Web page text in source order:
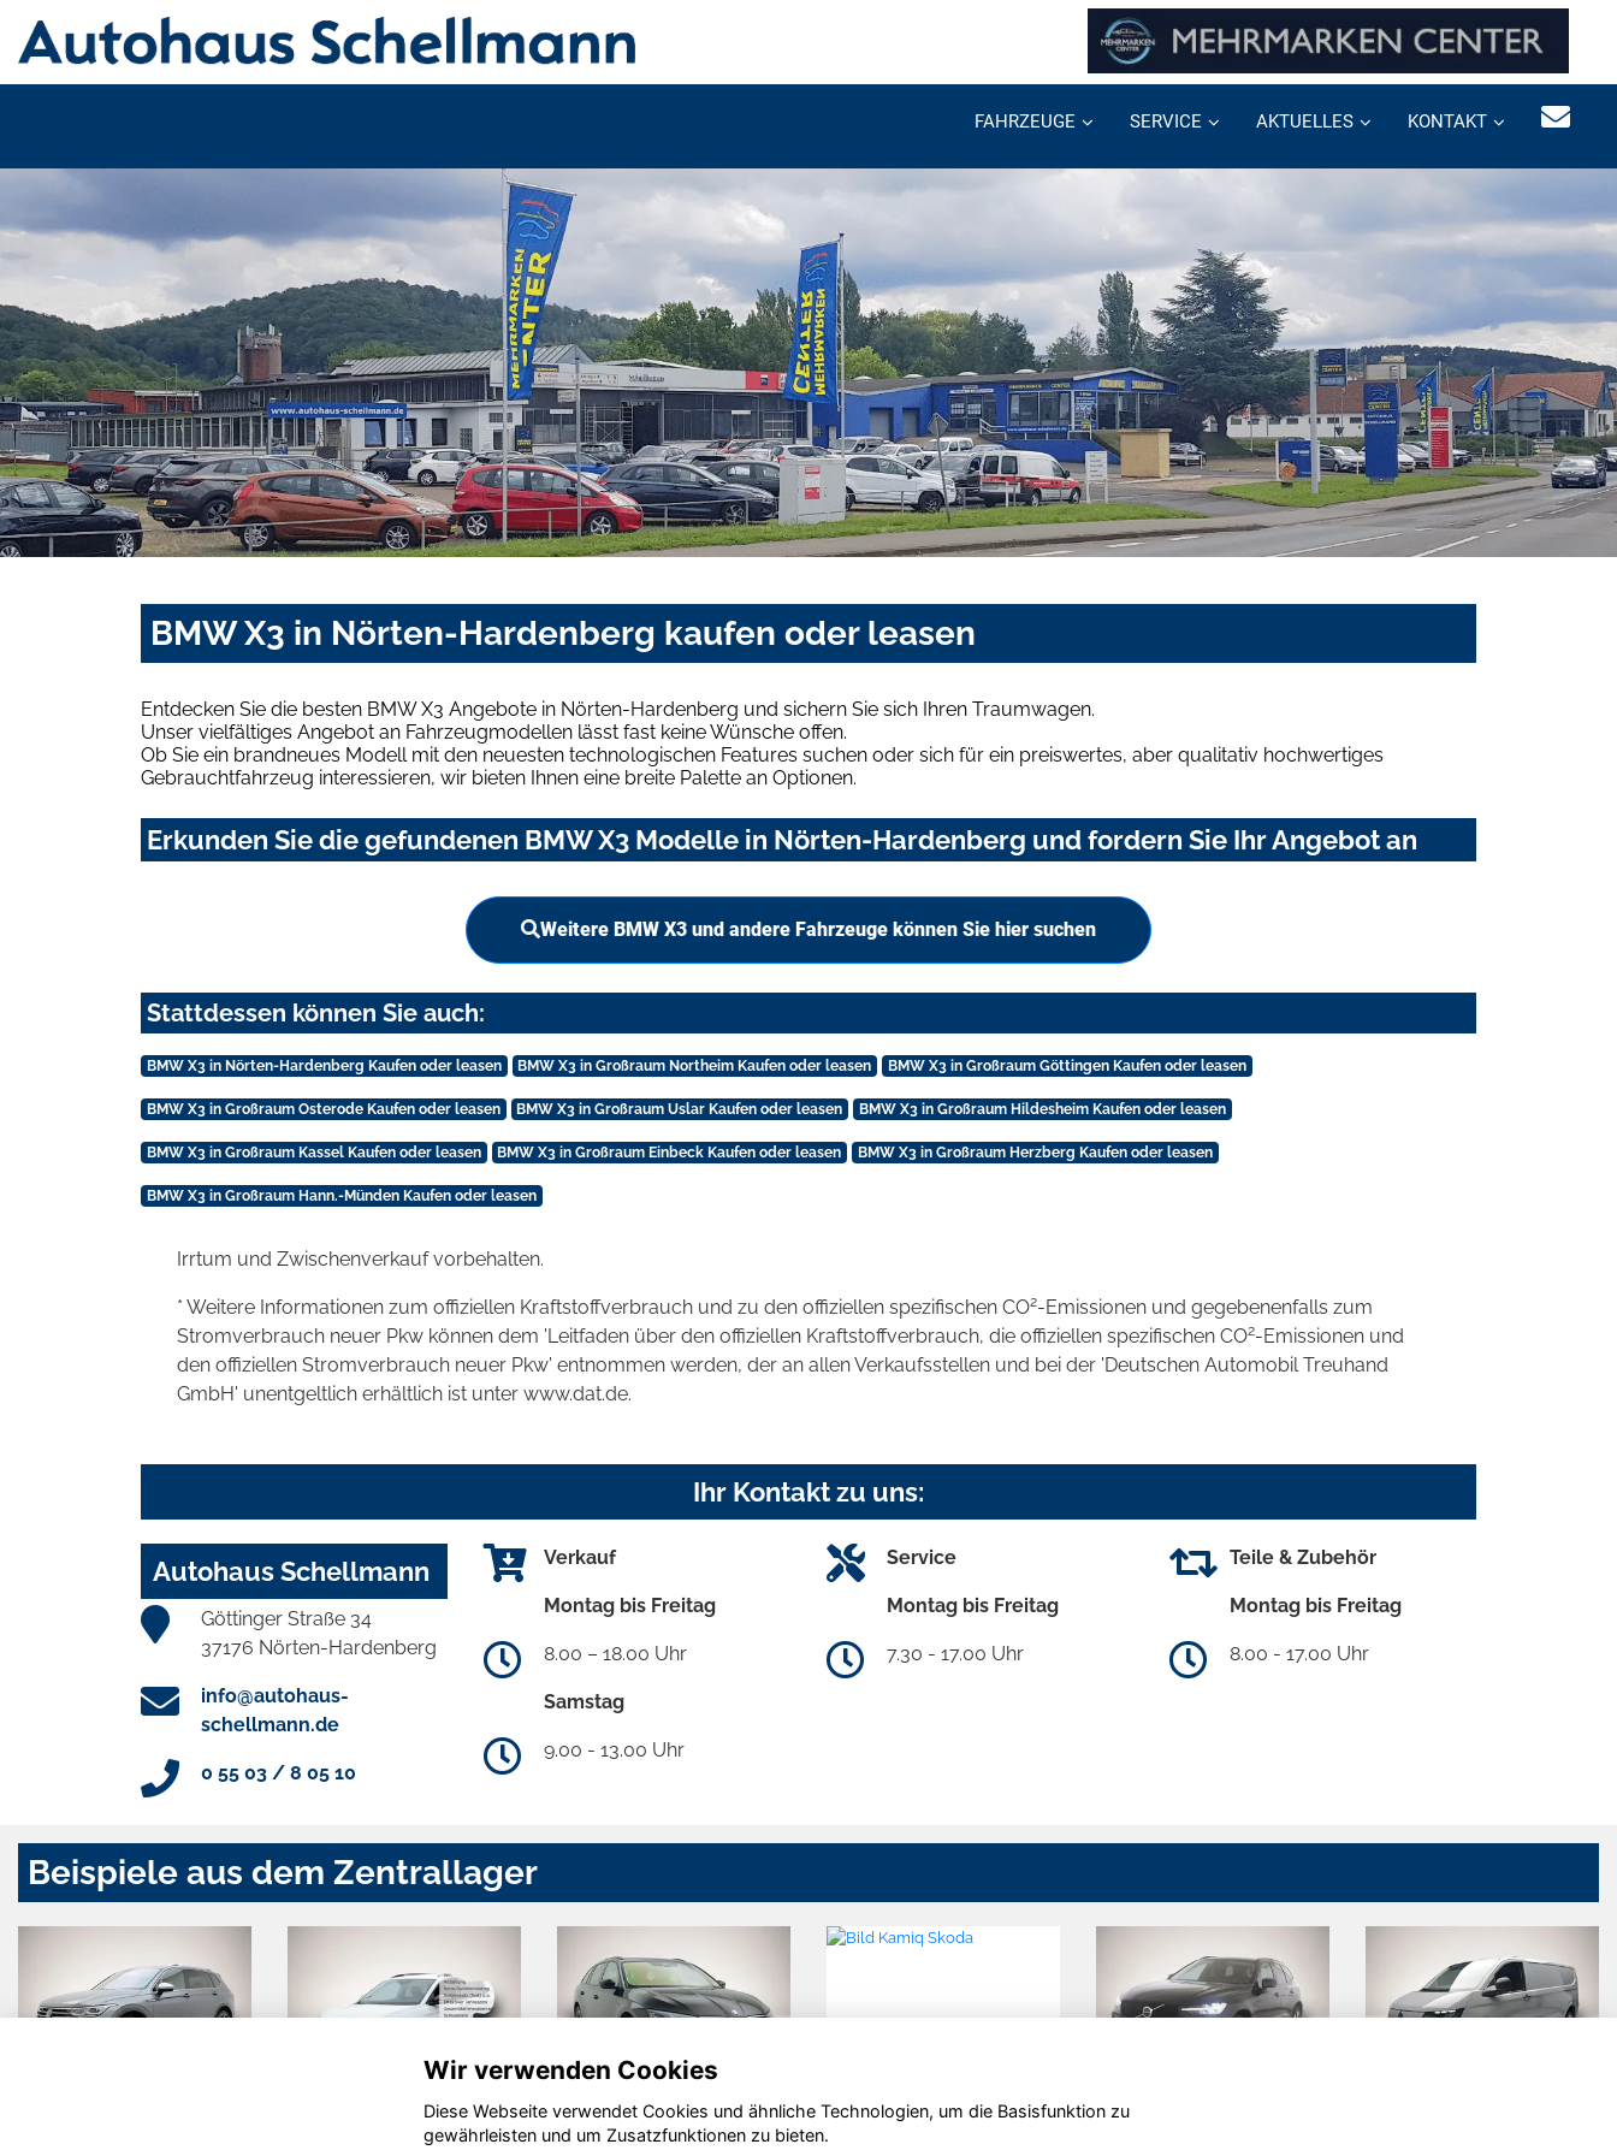
FAHRZEUGE SERVICE AKTUELLES KONTAKT
BMW X3 in Nörten-Hardenberg kaufen oder leasen
Entdecken Sie die besten BMW X3 Angebote in Nörten-Hardenberg und sichern Sie sich Ihren Traumwagen.
Unser vielfältiges Angebot an Fahrzeugmodellen lässt fast keine Wünsche offen.
Ob Sie ein brandneues Modell mit den neuesten technologischen Features suchen oder sich für ein preiswertes, aber qualitativ hochwertiges
Gebrauchtfahrzeug interessieren, wir bieten Ihnen eine breite Palette an Optionen.
Erkunden Sie die gefundenen BMW X3 Modelle in Nörten-Hardenberg und fordern Sie Ihr Angebot an
Weitere BMW X3 und andere Fahrzeuge können Sie hier suchen
Stattdessen können Sie auch:
BMW X3 in Nörten-Hardenberg Kaufen oder leasen BMW X3 in Großraum Northeim Kaufen oder leasen BMW X3 in Großraum Göttingen Kaufen oder leasen
BMW X3 in Großraum Osterode Kaufen oder leasen BMW X3 in Großraum Uslar Kaufen oder leasen BMW X3 in Großraum Hildesheim Kaufen oder leasen
BMW X3 in Großraum Kassel Kaufen oder leasen BMW X3 in Großraum Einbeck Kaufen oder leasen BMW X3 in Großraum Herzberg Kaufen oder leasen
BMW X3 in Großraum Hann.-Münden Kaufen oder leasen
Irrtum und Zwischenverkauf vorbehalten.
* Weitere Informationen zum offiziellen Kraftstoffverbrauch und zu den offiziellen spezifischen CO2-Emissionen und gegebenenfalls zum
Stromverbrauch neuer Pkw können dem 'Leitfaden über den offiziellen Kraftstoffverbrauch, die offiziellen spezifischen CO2-Emissionen und
den offiziellen Stromverbrauch neuer Pkw' entnommen werden, der an allen Verkaufsstellen und bei der 'Deutschen Automobil Treuhand
GmbH' unentgeltlich erhältlich ist unter www.dat.de.
Ihr Kontakt zu uns:
Autohaus Schellmann
Göttinger Straße 34
37176 Nörten-Hardenberg
info@autohaus-
schellmann.de
0 55 03 / 8 05 10
Verkauf
Montag bis Freitag
8.00 – 18.00 Uhr
Samstag
9.00 - 13.00 Uhr
Service
Montag bis Freitag
7.30 - 17.00 Uhr
Teile & Zubehör
Montag bis Freitag
8.00 - 17.00 Uhr
Beispiele aus dem Zentrallager
Volkswagen Skoda Skoda
Wir verwenden Cookies
Diese Webseite verwendet Cookies und ähnliche Technologien, um die Basisfunktion zu
gewährleisten und um Zusatzfunktionen zu bieten.